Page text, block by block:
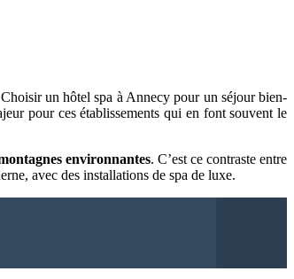
un hôtel spa à Annecy pour un séjour bien-
pour ces établissements qui en font souvent le
environnantes. C’est ce contraste entre
avec des installations de spa de luxe.